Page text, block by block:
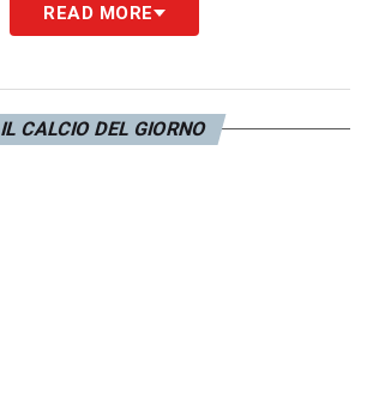
READ MORE
IL CALCIO DEL GIORNO